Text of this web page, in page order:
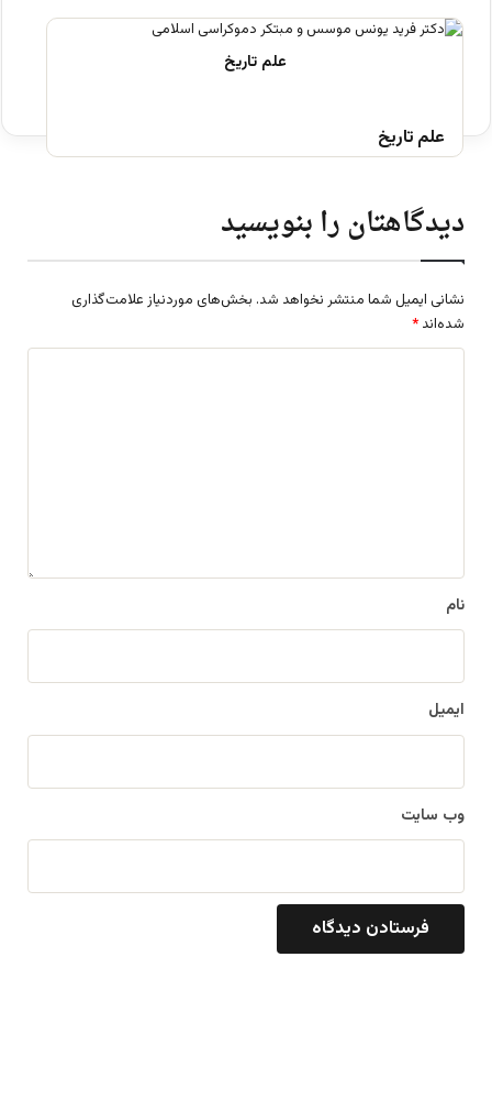
علم تاریخ
دیدگاهتان را بنویسید
نشانی ایمیل شما منتشر نخواهد شد. بخش‌های موردنیاز علامت‌گذاری
شده‌اند *
نام
ایمیل
وب‌ سایت